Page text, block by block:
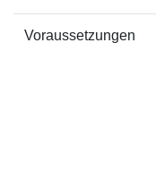
Voraussetzungen